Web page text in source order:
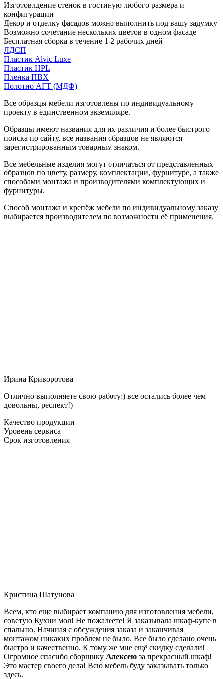
Изготовлдение стенок в гостиную любого размера и
конфигурации
Декор и отделку фасадов можно выполнить под вашу задумку
Возможно сочетание нескольких цветов в одном фасаде
Бесплатная сборка в течение 1-2 рабочих дней
ЛДСП
Пластик Alvic Luxe
Пластик HPL
Пленка ПВХ
Полотно АГТ (МДФ)
Все образцы мебели изготовлены по индивидуальному
проекту в единственном экземпляре.
Образцы имеют названия для их различия и более быстрого
поиска по сайту, все названия образцов не являются
зарегистрированным товарным знаком.
Все мебельные изделия могут отличаться от представленных
образцов по цвету, размеру, комплектации, фурнитуре, а также
способами монтажа и производителями комплектующих и
фурнитуры.
Способ монтажа и крепёж мебели по индивидуальному заказу
выбирается производителем по возможности её применения.
Ирина Криворотова
Отлично выполняете свою работу:) все остались более чем
довольны, респект!)
Качество продукции
Уровень сервиса
Срок изготовления
Кристина Шатунова
Всем, кто еще выбирает компанию для изготовления мебели,
советую Кухни мол! Не пожалеете! Я заказывала шкаф-купе в
спальню. Начиная с обсуждения заказа и заканчивая
монтажом никаких проблем не было. Все было сделано очень
быстро и качественно. К тому же мне ещё скидку сделали!
Огромное спасибо сборщику Алексею за прекрасный шкаф!
Это мастер своего дела! Всю мебель буду заказывать только
здесь.